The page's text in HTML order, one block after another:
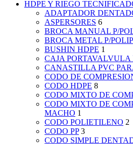
HDPE Y RIEGO
ADAPTADOR
ASPERSORES 6
BROCA MANUAL P/
BROCA METAL P/
BUSHIN HDPE 1
CAJA PORTAVALVULA
CANASTILLA PVC
CODO DE
CODO HDPE 8
CODO MIXTO DE
CODO MIXTO DE
MACHO 1
CODO POLIETILENO 2
CODO PP 3
CODO SIMPLE